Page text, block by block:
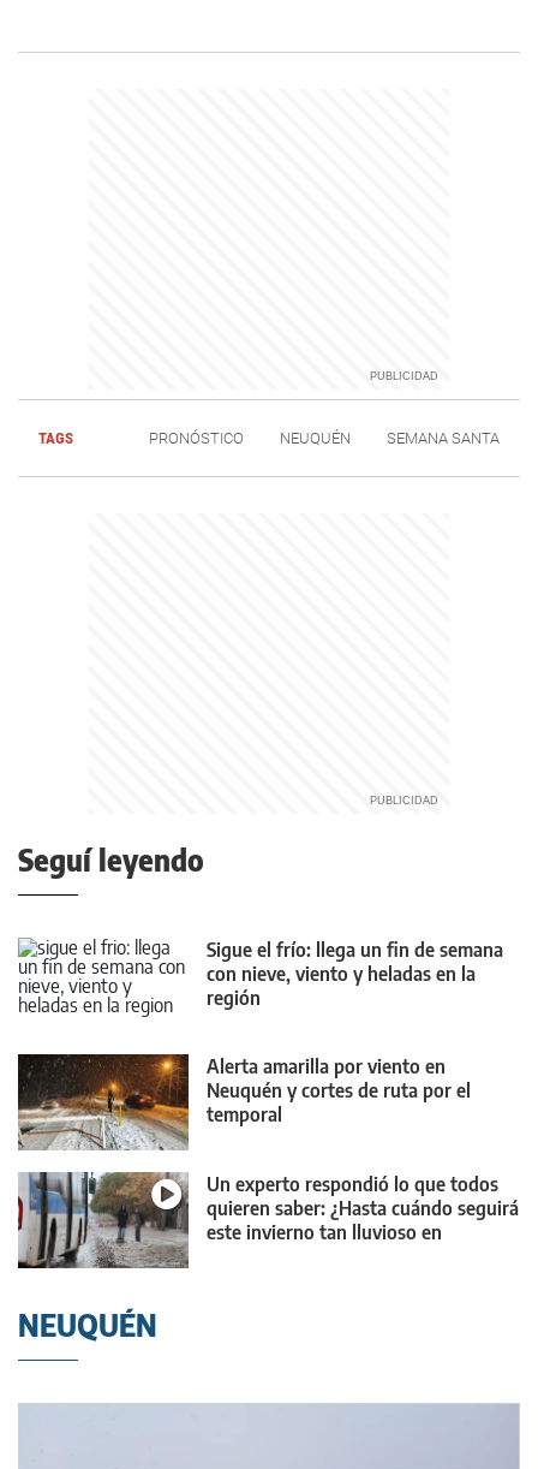
TAGS PRONÓSTICO NEUQUÉN SEMANA SANTA
Seguí leyendo
Sigue el frío: llega un fin de semana
con nieve, viento y heladas en la
región
Alerta amarilla por viento en
Neuquén y cortes de ruta por el
temporal
Un experto respondió lo que todos
quieren saber: ¿Hasta cuándo seguirá
este invierno tan lluvioso en
NEUQUÉN